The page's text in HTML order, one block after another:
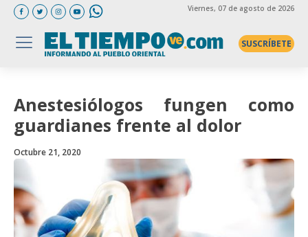
Viernes, 07 de agosto de 2026
SUSCRÍBETE
Anestesiólogos fungen como
guardianes frente al dolor
Octubre 21, 2020